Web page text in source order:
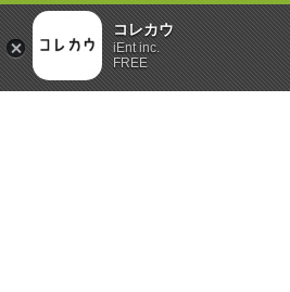
コレカウ
iEnt inc.
FREE